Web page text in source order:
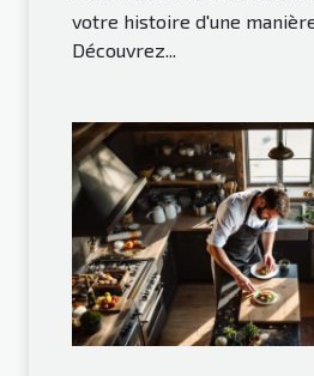
votre histoire d'une
Découvrez...